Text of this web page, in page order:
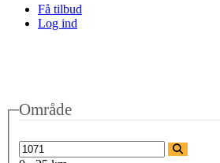
Få tilbud
Log ind
Område